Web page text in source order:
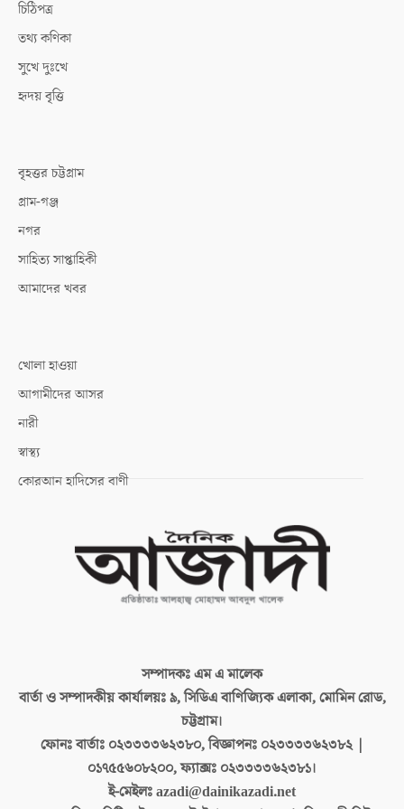
চিঠিপত্র
তথ্য কণিকা
সুখে দুঃখে
হৃদয় বৃত্তি
বৃহত্তর চট্টগ্রাম
গ্রাম-গঞ্জ
নগর
সাহিত্য সাপ্তাহিকী
আমাদের খবর
খোলা হাওয়া
আগামীদের আসর
নারী
স্বাস্থ্য
কোরআন হাদিসের বাণী
সম্পাদকঃএম এ মালেক
বার্তা ও সম্পাদকীয় কার্যালয়ঃ৯, সিডিএ বাণিজ্যিক এলাকা, মোমিন রোড,
চট্টগ্রাম।
ফোনঃ বার্তাঃ ০২৩৩৩৩৬২৩৮০, বিজ্ঞাপনঃ ০২৩৩৩৩৬২৩৮২ |
০১৭৫৫৬০৮২০০, ফ্যাক্সঃ ০২৩৩৩৩৬২৩৮১।
ই-মেইলঃazadi@dainikazadi.net